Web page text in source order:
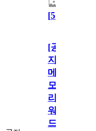
[5]
[공
지]
메
모
리
워
드